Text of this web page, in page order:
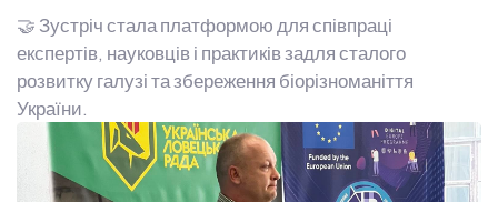
🤝 Зустріч стала платформою для співпраці
експертів, науковців і практиків задля сталого
розвитку галузі та збереження біорізноманіття
України.